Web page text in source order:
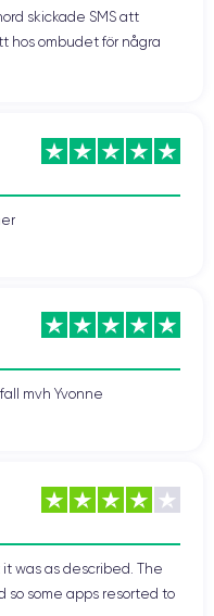
skickade SMS att
hos ombudet för några
mvh Yvonne
was as described. The
so some apps resorted to